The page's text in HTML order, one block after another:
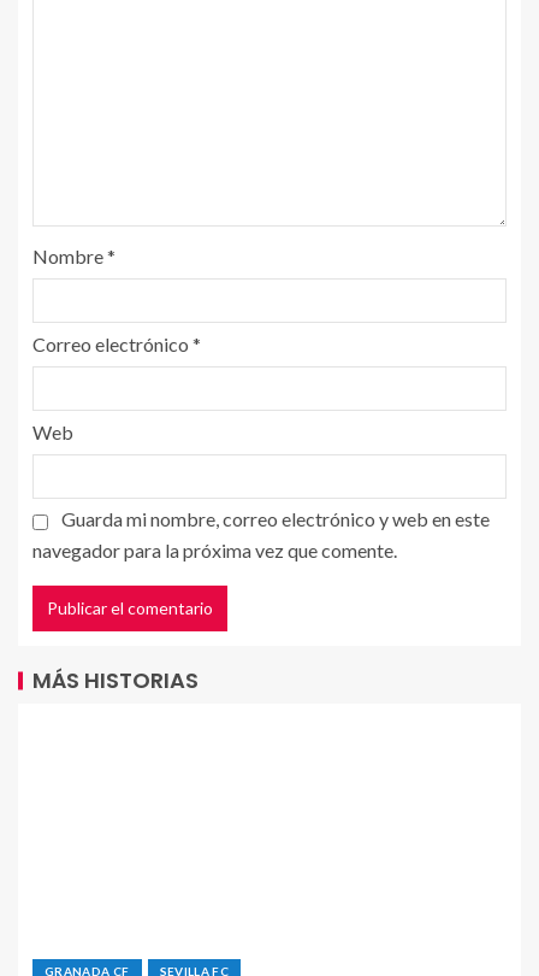
Nombre*
Correo electrónico *
Web
Guarda mi nombre, correo electrónico y web en este
navegador para la próxima vez que comente.
MÁS HISTORIAS
GRANADA CF SEVILLA FC